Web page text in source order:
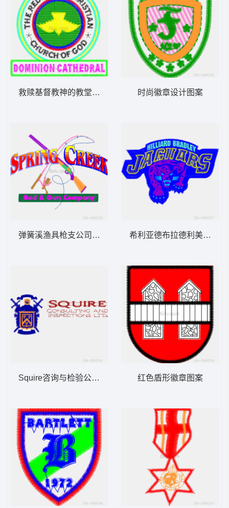
救赎基督教神的教堂徽章
弹簧溪渔具枪支公司标志
Squire咨询与检验公司徽标
时尚徽章设计图案
希利亚德布拉德利美洲豹队
红色盾形徽章图案